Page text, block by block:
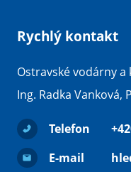
Rychlý kontakt
Ostravské vodárny a
Ing. Radka Vanková,
Telefon
E-mail